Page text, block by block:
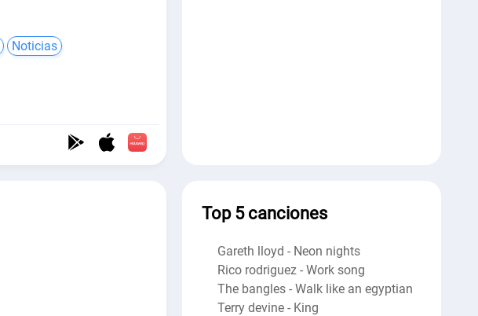
Noticias
Top 5 canciones
Gareth lloyd - Neon nights
Rico rodriguez - Work song
The bangles - Walk like an egyptian
Terry devine - King